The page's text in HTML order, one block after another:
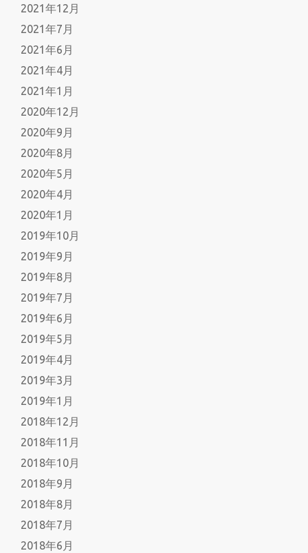
2021年12月
2021年7月
2021年6月
2021年4月
2021年1月
2020年12月
2020年9月
2020年8月
2020年5月
2020年4月
2020年1月
2019年10月
2019年9月
2019年8月
2019年7月
2019年6月
2019年5月
2019年4月
2019年3月
2019年1月
2018年12月
2018年11月
2018年10月
2018年9月
2018年8月
2018年7月
2018年6月